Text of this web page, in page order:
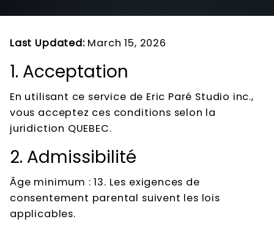
Last Updated:March 15, 2026
1. Acceptation
En utilisant ce service de Eric Paré Studio inc.,
vous acceptez ces conditions selon la
juridiction QUEBEC.
2. Admissibilité
Âge minimum : 13. Les exigences de
consentement parental suivent les lois
applicables.